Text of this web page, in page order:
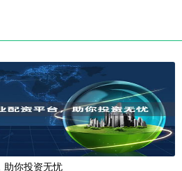
助你投资无忧